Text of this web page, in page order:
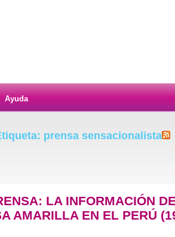
Ayuda
prensa sensacionalista
LA INFORMACIÓN
AMARILLA EN EL PERÚ